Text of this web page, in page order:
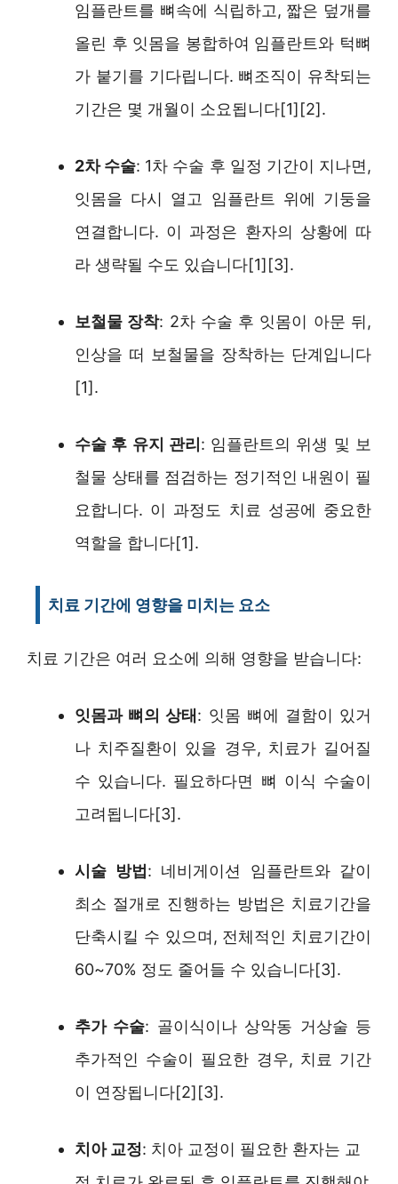
임플란트를 뼈속에 식립하고, 짧은 덮개를
올린 후 잇몸을 봉합하여 임플란트와 턱뼈
가 붙기를 기다립니다. 뼈조직이 유착되는
기간은 몇 개월이 소요됩니다[1][2].
2차 수술: 1차 수술 후 일정 기간이 지나면,
잇몸을 다시 열고 임플란트 위에 기둥을
연결합니다. 이 과정은 환자의 상황에 따
라 생략될 수도 있습니다[1][3].
보철물 장착: 2차 수술 후 잇몸이 아문 뒤,
인상을 떠 보철물을 장착하는 단계입니다
[1].
수술 후 유지 관리 : 임플란트의 위생 및 보
철물 상태를 점검하는 정기적인 내원이 필
요합니다. 이 과정도 치료 성공에 중요한
역할을 합니다[1].
치료 기간에 영향을 미치는 요소
치료 기간은 여러 요소에 의해 영향을 받습니다:
잇몸과 뼈의 상태 : 잇몸 뼈에 결함이 있거
나 치주질환이 있을 경우, 치료가 길어질
수 있습니다. 필요하다면 뼈 이식 수술이
고려됩니다[3].
시술 방법 : 네비게이션 임플란트와 같이
최소 절개로 진행하는 방법은 치료기간을
단축시킬 수 있으며, 전체적인 치료기간이
60~70% 정도 줄어들 수 있습니다[3].
추가 수술: 골이식이나 상악동 거상술 등
추가적인 수술이 필요한 경우, 치료 기간
이 연장됩니다[2][3].
치아 교정: 치아 교정이 필요한 환자는 교